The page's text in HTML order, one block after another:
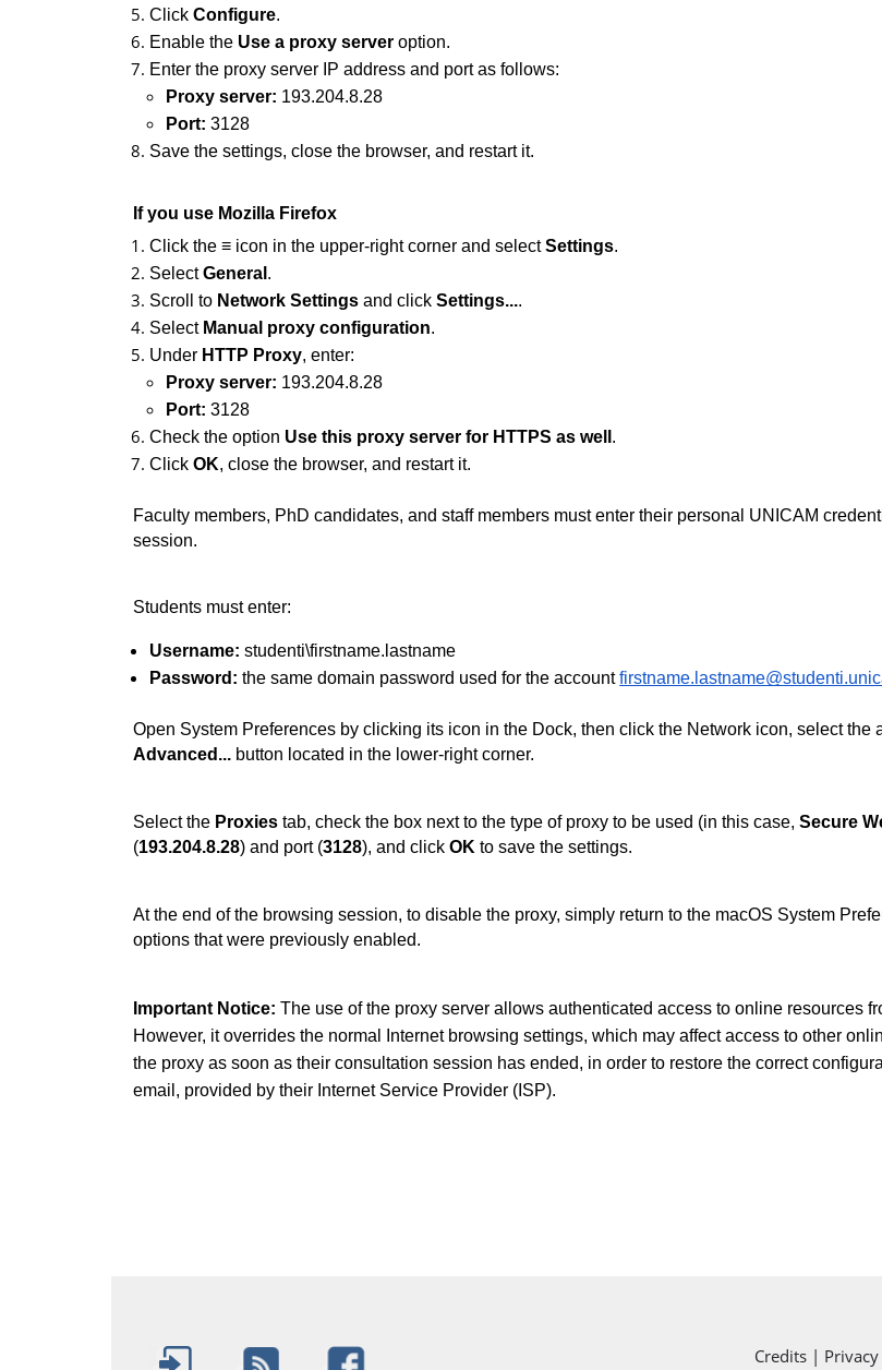
Click Configure.
Enable the Use a proxy server option.
Enter the proxy server IP address and port as follows:
Proxy server: 193.204.8.28
Port: 3128
Save the settings, close the browser, and restart it.
If you use Mozilla Firefox
Click the ≡ icon in the upper-right corner and select Settings.
Select General .
Scroll to Network Settings and click Settings....
Select Manual proxy configuration.
Under HTTP Proxy, enter:
Proxy server: 193.204.8.28
Port: 3128
Check the option Use this proxy server for HTTPS as well .
Click OK, close the browser, and restart it.
Faculty members, PhD candidates, and staff members must enter their personal UNICAM
session.
Students must enter:
Username: studenti\firstname.lastname
Password: the same domain password used for the account
Advanced... button located in the lower-right corner.
Select the Proxies tab, check the box next to the type of proxy to be used (in this case, Secure
(193.204.8.28) and port (3128), and click OK to save the settings.
At the end of the browsing session, to disable the proxy, simply return to the macOS System
options that were previously enabled.
Important Notice: The use of the proxy server allows authenticated access to online resources
However, it overrides the normal Internet browsing settings, which may affect access to other
the proxy as soon as their consultation session has ended, in order to restore the correct
email, provided by their Internet Service Provider (ISP).
Credits | Privacy